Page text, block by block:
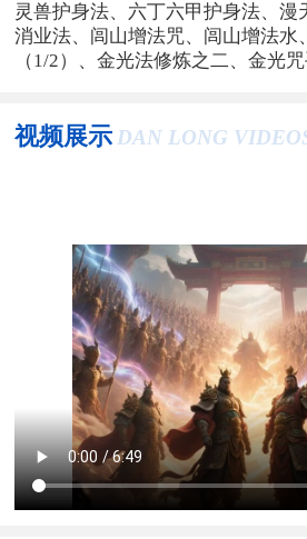
灵兽护身法、六丁六甲护身法、漫
消业法、闾山增法咒、闾山增法水
（1/2）、金光法修炼之二、金光
视频展示 DAN LONG